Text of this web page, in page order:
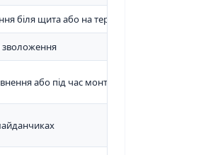
біля щита або на території
зволоження
або під час монтажу